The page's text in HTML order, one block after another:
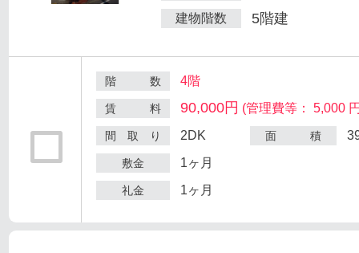
建物階数 5階建
階 数 4階
賃 料 90,000円 (管理費等： 5,000
間 取 り 2DK 面 積
敷金 1ヶ月
礼金 1ヶ月